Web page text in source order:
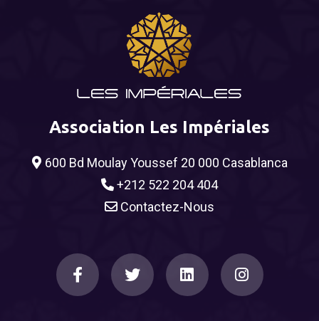
Association Les Impériales
600 Bd Moulay Youssef 20 000 Casablanca
+212 522 204 404
Contactez-Nous